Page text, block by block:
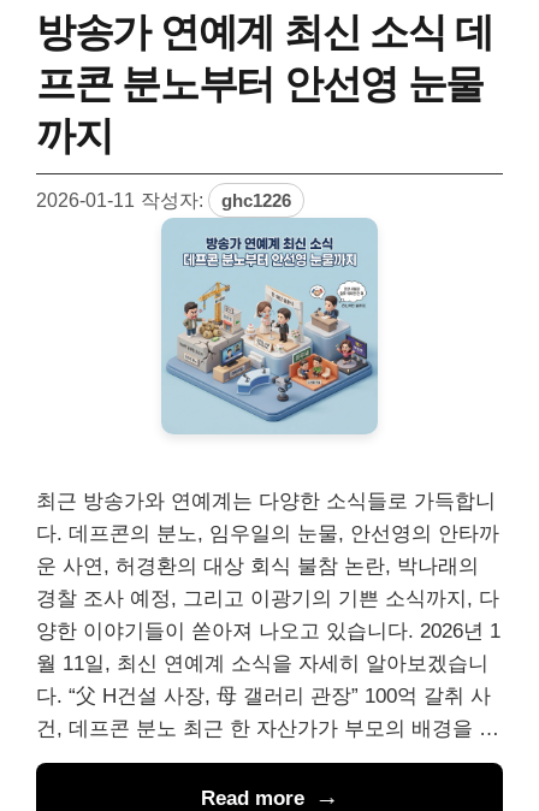
방송가 연예계 최신 소식 데
프콘 분노부터 안선영 눈물
까지
2026-01-11 작성자: ghc1226
최근 방송가와 연예계는 다양한 소식들로 가득합니
다. 데프콘의 분노, 임우일의 눈물, 안선영의 안타까
운 사연, 허경환의 대상 회식 불참 논란, 박나래의
경찰 조사 예정, 그리고 이광기의 기쁜 소식까지, 다
양한 이야기들이 쏟아져 나오고 있습니다. 2026년 1
월 11일, 최신 연예계 소식을 자세히 알아보겠습니
다. “父 H건설 사장, 母 갤러리 관장” 100억 갈취 사
건, 데프콘 분노 최근 한 자산가가 부모의 배경을 …
Read more